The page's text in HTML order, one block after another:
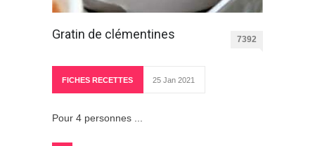
Gratin de clémentines 7392
FICHES RECETTES 25 Jan 2021
Pour 4 personnes ...